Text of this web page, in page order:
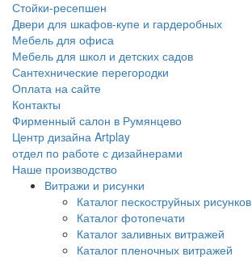
Стойки-ресепшен
Двери для шкафов-купе и гардеробных
Мебель для офиса
Мебель для школ и детских садов
Сантехнические перегородки
Оплата на сайте
Контакты
Фирменный салон в Румянцево
Центр дизайна Artplay
отдел по работе с дизайнерами
Наше производство
Витражи и рисунки
Каталог пескоструйных рисунков
Каталог фотопечати
Каталог заливных витражей
Каталог пленочных витражей